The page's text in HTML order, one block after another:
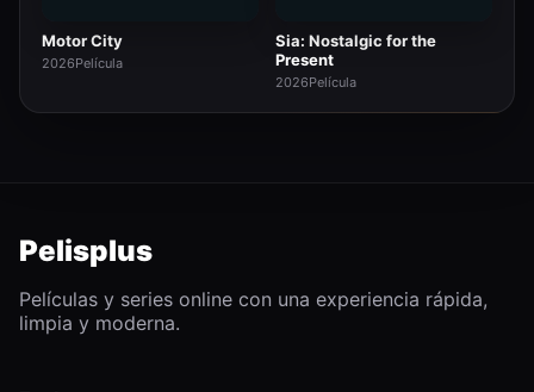
Motor City
2026Película
Sia: Nostalgic for the
Present
2026Película
Pelisplus
Películas y series online con una experiencia rápida,
limpia y moderna.